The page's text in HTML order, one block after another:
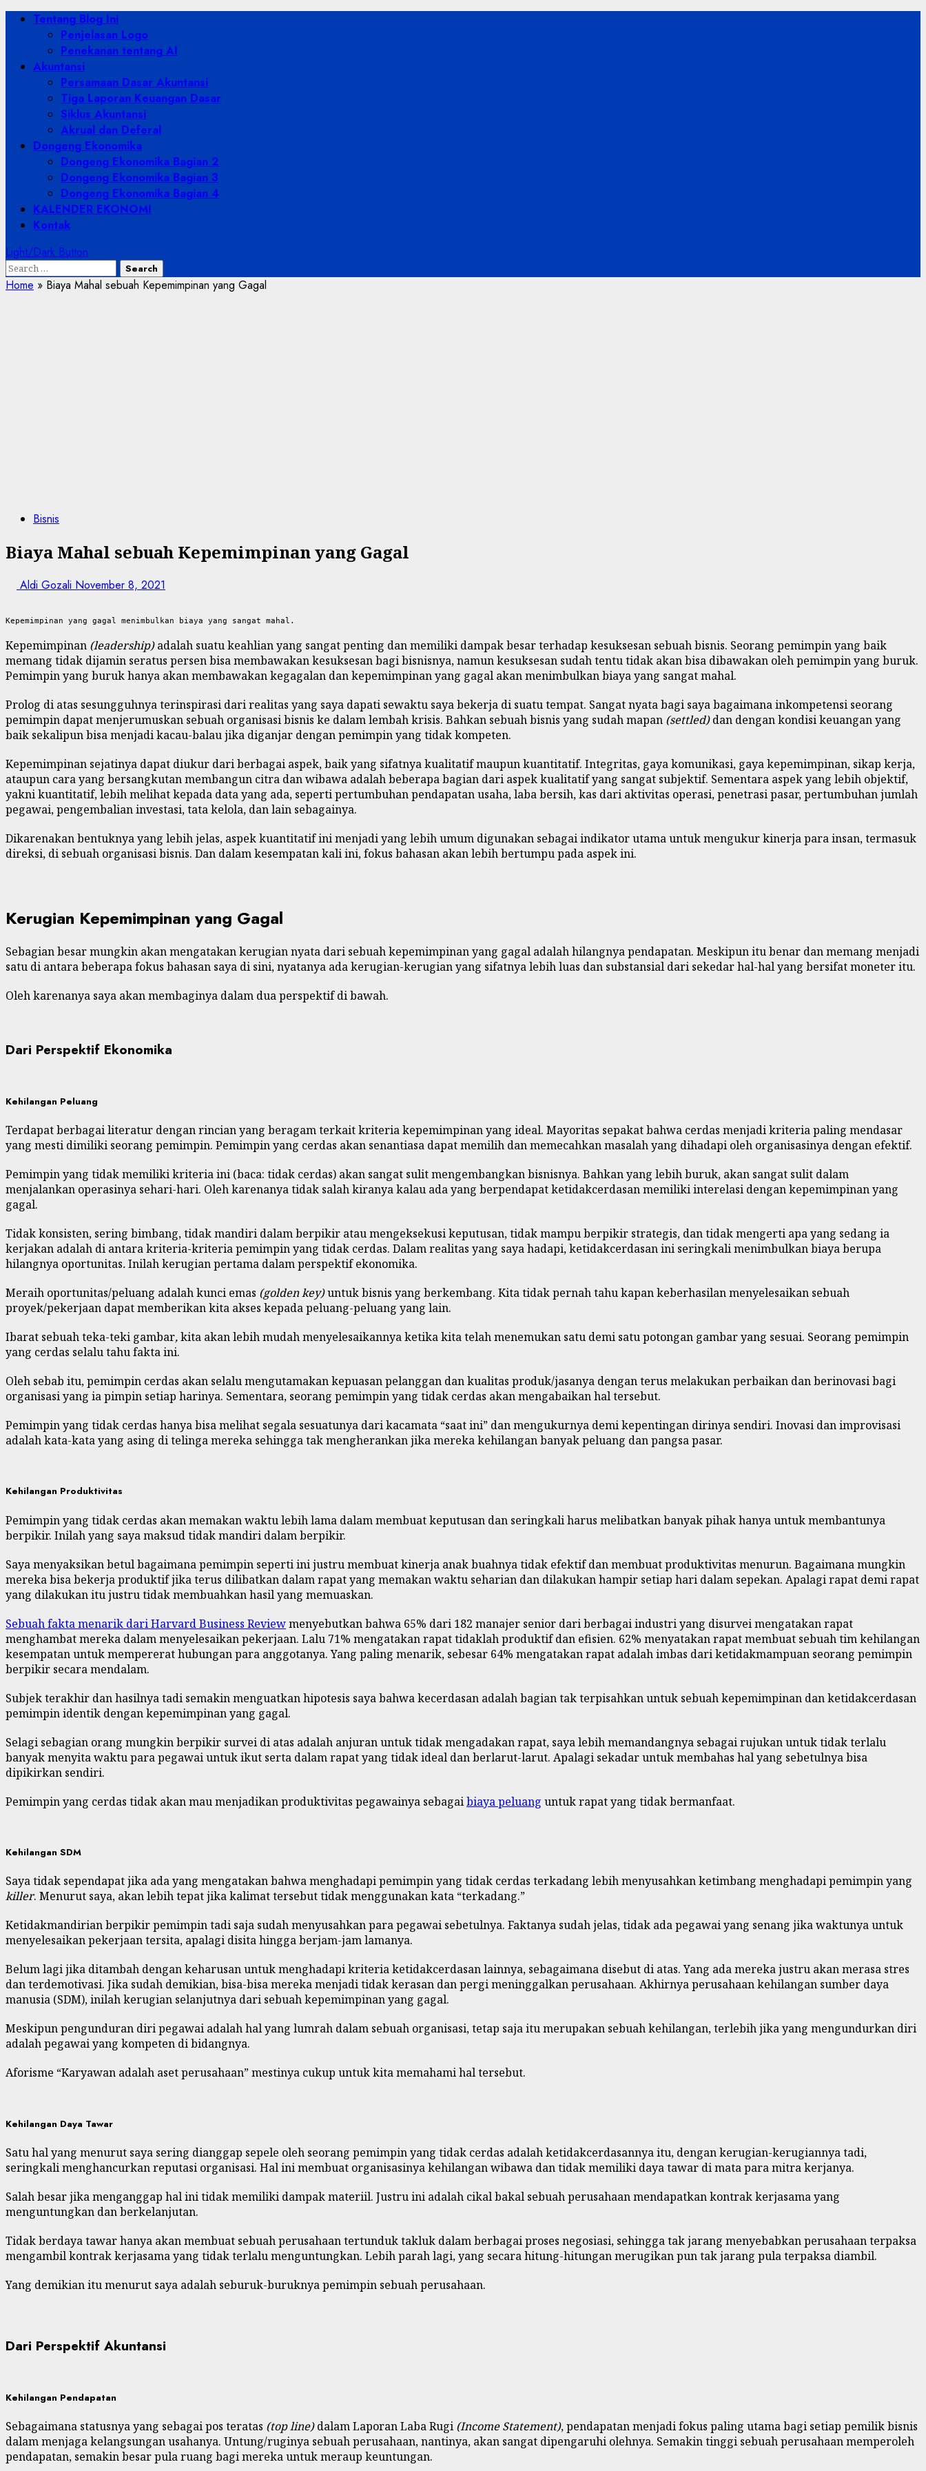
Skip
PrimaryTentang Blog Ini
Penjelasan Logo
Penekanan tentang AI
Akuntansi
Persamaan Dasar Akuntansi
Tiga Laporan Keuangan Dasar
Siklus Akuntansi
Akrual dan Deferal
Dongeng Ekonomika
Dongeng Ekonomika Bagian 2
Dongeng Ekonomika Bagian 3
Dongeng Ekonomika Bagian 4
KALENDER EKONOMI
Kontak
Light/Dark Button
Search
for:
Home » Biaya Mahal sebuah Kepemimpinan yang Gagal
Bisnis
Biaya Mahal sebuah Kepemimpinan yang Gagal
Aldi Gozali November 8, 2021
Kepemimpinan yang gagal menimbulkan biaya yang sangat mahal.
Kepemimpinan (leadership)adalah suatu keahlian yang sangat penting dan memiliki dampak besar terhadap kesuksesan sebuah bisnis. Seorang pemimpin yang baik
memang tidak dijamin seratus persen bisa membawakan kesuksesan bagi bisnisnya, namun kesuksesan sudah tentu tidak akan bisa dibawakan oleh pemimpin yang buruk.
Pemimpin yang buruk hanya akan membawakan kegagalan dan kepemimpinan yang gagal akan menimbulkan biaya yang sangat mahal.
Prolog di atas sesungguhnya terinspirasi dari realitas yang saya dapati sewaktu saya bekerja di suatu tempat. Sangat nyata bagi saya bagaimana inkompetensi seorang
pemimpin dapat menjerumuskan sebuah organisasi bisnis ke dalam lembah krisis. Bahkan sebuah bisnis yang sudah mapan (settled)dan dengan kondisi keuangan yang
baik sekalipun bisa menjadi kacau-balau jika diganjar dengan pemimpin yang tidak kompeten.
Kepemimpinan sejatinya dapat diukur dari berbagai aspek, baik yang sifatnya kualitatif maupun kuantitatif. Integritas, gaya komunikasi, gaya kepemimpinan, sikap kerja,
ataupun cara yang bersangkutan membangun citra dan wibawa adalah beberapa bagian dari aspek kualitatif yang sangat subjektif. Sementara aspek yang lebih objektif,
yakni kuantitatif, lebih melihat kepada data yang ada, seperti pertumbuhan pendapatan usaha, laba bersih, kas dari aktivitas operasi, penetrasi pasar, pertumbuhan jumlah
pegawai, pengembalian investasi, tata kelola, dan lain sebagainya.
Dikarenakan bentuknya yang lebih jelas, aspek kuantitatif ini menjadi yang lebih umum digunakan sebagai indikator utama untuk mengukur kinerja para insan, termasuk
direksi, di sebuah organisasi bisnis. Dan dalam kesempatan kali ini, fokus bahasan akan lebih bertumpu pada aspek ini.
Kerugian Kepemimpinan yang Gagal
Sebagian besar mungkin akan mengatakan kerugian nyata dari sebuah kepemimpinan yang gagal adalah hilangnya pendapatan. Meskipun itu benar dan memang menjadi
satu di antara beberapa fokus bahasan saya di sini, nyatanya ada kerugian-kerugian yang sifatnya lebih luas dan substansial dari sekedar hal-hal yang bersifat moneter itu.
Oleh karenanya saya akan membaginya dalam dua perspektif di bawah.
Dari Perspektif Ekonomika
Kehilangan Peluang
Terdapat berbagai literatur dengan rincian yang beragam terkait kriteria kepemimpinan yang ideal. Mayoritas sepakat bahwa cerdas menjadi kriteria paling mendasar
yang mesti dimiliki seorang pemimpin. Pemimpin yang cerdas akan senantiasa dapat memilih dan memecahkan masalah yang dihadapi oleh organisasinya dengan efektif.
Pemimpin yang tidak memiliki kriteria ini (baca: tidak cerdas) akan sangat sulit mengembangkan bisnisnya. Bahkan yang lebih buruk, akan sangat sulit dalam
menjalankan operasinya sehari-hari. Oleh karenanya tidak salah kiranya kalau ada yang berpendapat ketidakcerdasan memiliki interelasi dengan kepemimpinan yang
gagal.
Tidak konsisten, sering bimbang, tidak mandiri dalam berpikir atau mengeksekusi keputusan, tidak mampu berpikir strategis, dan tidak mengerti apa yang sedang ia
kerjakan adalah di antara kriteria-kriteria pemimpin yang tidak cerdas. Dalam realitas yang saya hadapi, ketidakcerdasan ini seringkali menimbulkan biaya berupa
hilangnya oportunitas.Inilah kerugian pertama dalam perspektif ekonomika.
Meraih oportunitas/peluang adalah kunci emas (golden key)untuk bisnis yang berkembang. Kita tidak pernah tahu kapan keberhasilan menyelesaikan sebuah
proyek/pekerjaan dapat memberikan kita akses kepada peluang-peluang yang lain.
Ibarat sebuah teka-teki gambar,kita akan lebih mudah menyelesaikannya ketika kita telah menemukan satu demi satu potongan gambar yang sesuai. Seorang pemimpin
yang cerdas selalu tahu fakta ini.
Oleh sebab itu, pemimpin cerdas akan selalu mengutamakan kepuasan pelanggan dan kualitas produk/jasanya dengan terus melakukan perbaikan dan berinovasi bagi
organisasi yang ia pimpin setiap harinya. Sementara, seorang pemimpin yang tidak cerdas akan mengabaikan hal tersebut.
Pemimpin yang tidak cerdas hanya bisa melihat segala sesuatunya dari kacamata “saat ini” dan mengukurnya demi kepentingan dirinya sendiri. Inovasi dan improvisasi
adalah kata-kata yang asing di telinga mereka sehingga tak mengherankan jika mereka kehilangan banyak peluang dan pangsa pasar.
Kehilangan Produktivitas
Pemimpin yang tidak cerdas akan memakan waktu lebih lama dalam membuat keputusan dan seringkali harus melibatkan banyak pihak hanya untuk membantunya
berpikir. Inilah yang saya maksud tidak mandiri dalam berpikir.
Saya menyaksikan betul bagaimana pemimpin seperti ini justru membuat kinerja anak buahnya tidak efektif dan membuat produktivitas menurun. Bagaimana mungkin
mereka bisa bekerja produktif jika terus dilibatkan dalam rapat yang memakan waktu seharian dan dilakukan hampir setiap hari dalam sepekan. Apalagi rapat demi rapat
yang dilakukan itu justru tidak membuahkan hasil yang memuaskan.
Sebuah fakta menarik dari Harvard Business Reviewmenyebutkan bahwa 65% dari 182 manajer senior dari berbagai industri yang disurvei mengatakan rapat
menghambat mereka dalam menyelesaikan pekerjaan. Lalu 71% mengatakan rapat tidaklah produktif dan efisien. 62% menyatakan rapat membuat sebuah tim kehilangan
kesempatan untuk mempererat hubungan para anggotanya. Yang paling menarik, sebesar 64% mengatakan rapat adalah imbas dari ketidakmampuan seorang pemimpin
berpikir secara mendalam.
Subjek terakhir dan hasilnya tadi semakin menguatkan hipotesis saya bahwa kecerdasan adalah bagian tak terpisahkan untuk sebuah kepemimpinan dan ketidakcerdasan
pemimpin identik dengan kepemimpinan yang gagal.
Selagi sebagian orang mungkin berpikir survei di atas adalah anjuran untuk tidak mengadakan rapat, saya lebih memandangnya sebagai rujukan untuk tidak terlalu
banyak menyita waktu para pegawai untuk ikut serta dalam rapat yang tidak ideal dan berlarut-larut. Apalagi sekadar untuk membahas hal yang sebetulnya bisa
dipikirkan sendiri.
Pemimpin yang cerdas tidak akan mau menjadikan produktivitas pegawainya sebagaibiaya peluang untuk rapat yang tidak bermanfaat.
Kehilangan SDM
Saya tidak sependapat jika ada yang mengatakan bahwa menghadapi pemimpin yang tidak cerdas terkadang lebih menyusahkan ketimbang menghadapi pemimpin yang
killer. Menurut saya, akan lebih tepat jika kalimat tersebut tidak menggunakan kata “terkadang.”
Ketidakmandirian berpikir pemimpin tadi saja sudah menyusahkan para pegawai sebetulnya. Faktanya sudah jelas, tidak ada pegawai yang senang jika waktunya untuk
menyelesaikan pekerjaan tersita, apalagi disita hingga berjam-jam lamanya.
Belum lagi jika ditambah dengan keharusan untuk menghadapi kriteria ketidakcerdasan lainnya, sebagaimana disebut di atas. Yang ada mereka justru akan merasa stres
dan terdemotivasi. Jika sudah demikian, bisa-bisa mereka menjadi tidak kerasan dan pergi meninggalkan perusahaan. Akhirnya perusahaan kehilangan sumber daya
manusia (SDM), inilah kerugian selanjutnya dari sebuah kepemimpinan yang gagal.
Meskipun pengunduran diri pegawai adalah hal yang lumrah dalam sebuah organisasi, tetap saja itu merupakan sebuah kehilangan, terlebih jika yang mengundurkan diri
adalah pegawai yang kompeten di bidangnya.
Aforisme “Karyawan adalah aset perusahaan” mestinya cukup untuk kita memahami hal tersebut.
Kehilangan Daya Tawar
Satu hal yang menurut saya sering dianggap sepele oleh seorang pemimpin yang tidak cerdas adalah ketidakcerdasannya itu, dengan kerugian-kerugiannya tadi,
seringkali menghancurkan reputasi organisasi. Hal ini membuat organisasinya kehilangan wibawa dan tidak memiliki daya tawar di mata para mitra kerjanya.
Salah besar jika menganggap hal ini tidak memiliki dampak materiil. Justru ini adalah cikal bakal sebuah perusahaan mendapatkan kontrak kerjasama yang
menguntungkan dan berkelanjutan.
Tidak berdaya tawar hanya akan membuat sebuah perusahaan tertunduk takluk dalam berbagai proses negosiasi, sehingga tak jarang menyebabkan perusahaan terpaksa
mengambil kontrak kerjasama yang tidak terlalu menguntungkan. Lebih parah lagi, yang secara hitung-hitungan merugikan pun tak jarang pula terpaksa diambil.
Yang demikian itu menurut saya adalah seburuk-buruknya pemimpin sebuah perusahaan.
Dari Perspektif Akuntansi
Kehilangan Pendapatan
Sebagaimana statusnya yang sebagai pos teratas (top line)dalam Laporan Laba Rugi (Income Statement), pendapatan menjadi fokus paling utama bagi setiap pemilik bisnis
dalam menjaga kelangsungan usahanya. Untung/ruginya sebuah perusahaan, nantinya, akan sangat dipengaruhi olehnya. Semakin tinggi sebuah perusahaan memperoleh
pendapatan, semakin besar pula ruang bagi mereka untuk meraup keuntungan.